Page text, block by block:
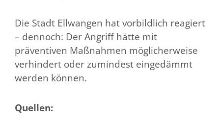
Die Stadt Ellwangen hat vorbildlich reagiert
– dennoch: Der Angriff hätte mit
präventiven Maßnahmen möglicherweise
verhindert oder zumindest eingedämmt
werden können.
Quellen: